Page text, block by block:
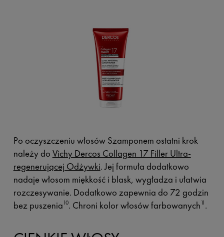
Po oczyszczeniu włosów Szamponem ostatni krok
należy do Vichy Dercos Collagen 17 Filler Ultra-
regenerującej Odżywki. Jej formuła dodatkowo
nadaje włosom miękkość i blask, wygładza i ułatwia
rozczesywanie. Dodatkowo zapewnia do 72 godzin
bez puszenia 10. Chroni kolor włosów farbowanych 11 .